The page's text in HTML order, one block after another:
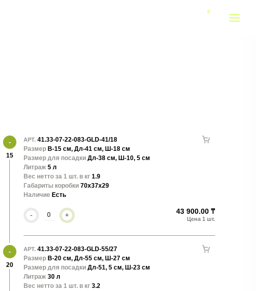
15
АРТ. 41.33-07-22-083-GLD-41/18
Размер В-15 см, Дл-41 см, Ш-18 см
Размер для посадки Дл-38 см, Ш-10, 5 см
Литраж 5 л
Вес нетто за 1 шт. в кг 1.9
Габариты коробки 70x37x29
Наличие Есть
- + 43 900.00 ₸
20
АРТ. 41.33-07-22-083-GLD-55/27
Размер В-20 см, Дл-55 см, Ш-27 см
Размер для посадки Дл-51, 5 см, Ш-23 см
Литраж 30 л
Вес нетто за 1 шт. в кг 3.2